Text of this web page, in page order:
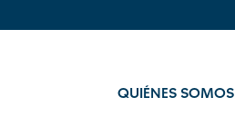
QUIÉNES SOMOS